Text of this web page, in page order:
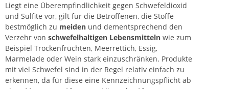
Liegt eine Überempfindlichkeit gegen Schwefeldioxid
und Sulfite vor, gilt für die Betroffenen, die Stoffe
bestmöglich zu meiden und dementsprechend den
Verzehr von schwefelhaltigen Lebensmitteln wie zum
Beispiel Trockenfrüchten, Meerrettich, Essig,
Marmelade oder Wein stark einzuschränken. Produkte
mit viel Schwefel sind in der Regel relativ einfach zu
erkennen, da für diese eine Kennzeichnungspflicht ab